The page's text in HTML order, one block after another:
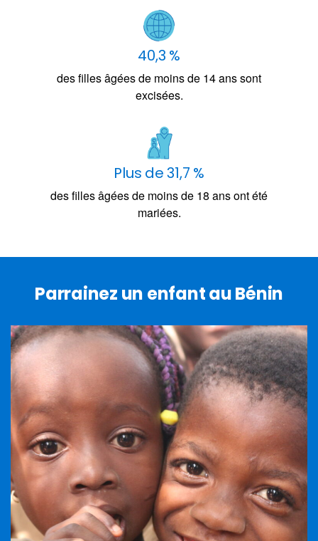
40,3 %
des filles âgées de moins de 14 ans sont
excisées.
Plus de 31,7 %
des filles âgées de moins de 18 ans ont été
mariées.
Parrainez un enfant au Bénin